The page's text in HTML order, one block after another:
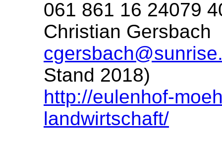
061 861 16 24079
Christian Gersbach
Stand 2018)
http://eulenhof-
landwirtschaft/